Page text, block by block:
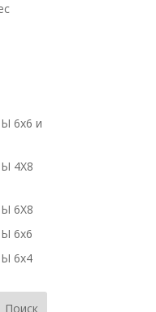
6х6 и
4Х8
6Х8
6х6
6х4